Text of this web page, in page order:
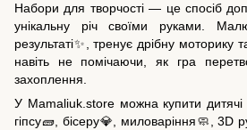
Набори для творчості — це спосіб
унікальну річ своїми руками.
результаті✨, тренує дрібну моторику
навіть не помічаючи, як гра
захоплення.
У Mamaliuk.store можна купити дитячі
гіпсу🧱, бісеру💎, миловаріння🧼, 3D